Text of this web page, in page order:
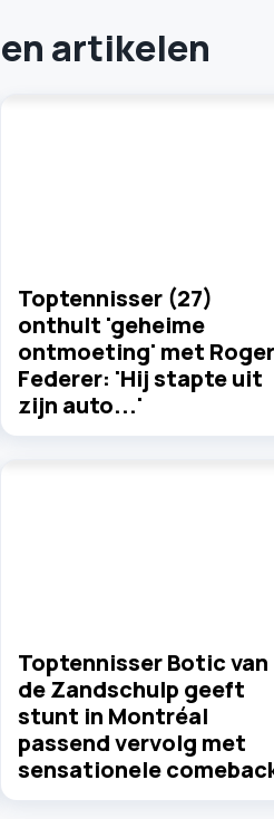
artikelen
Toptennisser (27)
onthult 'geheime
ontmoeting' met Roger
Federer: 'Hij stapte uit
zijn auto...'
Toptennisser Botic van
de Zandschulp geeft
stunt in Montréal
passend vervolg met
sensationele